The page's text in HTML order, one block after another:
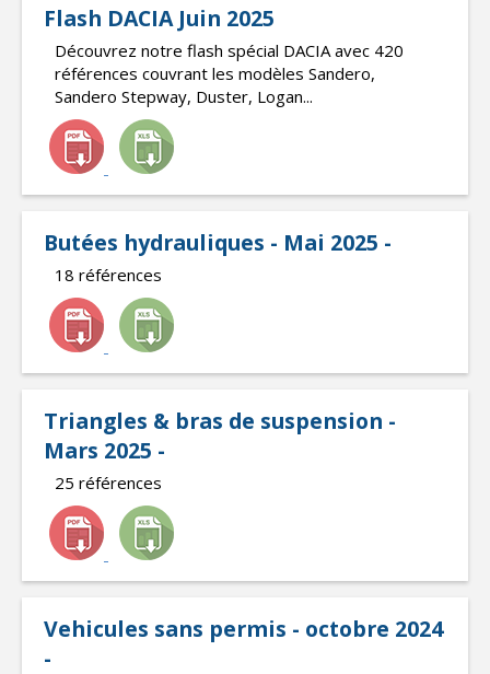
Flash DACIA Juin 2025
Découvrez notre flash spécial DACIA avec 420
références couvrant les modèles Sandero,
Sandero Stepway, Duster, Logan...
Butées hydrauliques - Mai 2025 -
18 références
Triangles & bras de suspension -
Mars 2025 -
25 références
Vehicules sans permis - octobre 2024
-